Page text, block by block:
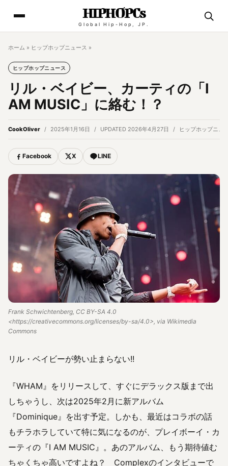
HIPHOPCs
Global Hip-Hop, JP.
ホーム » ヒップホップニュース »
ヒップホップニュース
リル・ベイビー、カーティの「I
AM MUSIC」に絡む！？
CookOliver 2025年1月16日 UPDATED 2026年4月27日 ヒップホップニュ
Facebook X LINE
Frank Schwichtenberg, CC BY-SA 4.0
<https://creativecommons.org/licenses/by-sa/4.0>, via Wikimedia
Commons
リル・ベイビーが勢い止まらない!!
『WHAM』をリリースして、すぐにデラックス版まで出
しちゃうし、次は2025年2月に新アルバム
『Dominique』を出す予定。しかも、最近はコラボの話
もチラホラしていて特に気になるのが、プレイボーイ・カ
ーティの『I AM MUSIC』。あのアルバム、もう期待値む
ちゃくちゃ高いですよね？ Complexのインタビューで